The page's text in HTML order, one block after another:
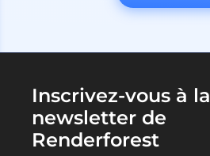
Inscrivez-vous à la
newsletter de
Renderforest